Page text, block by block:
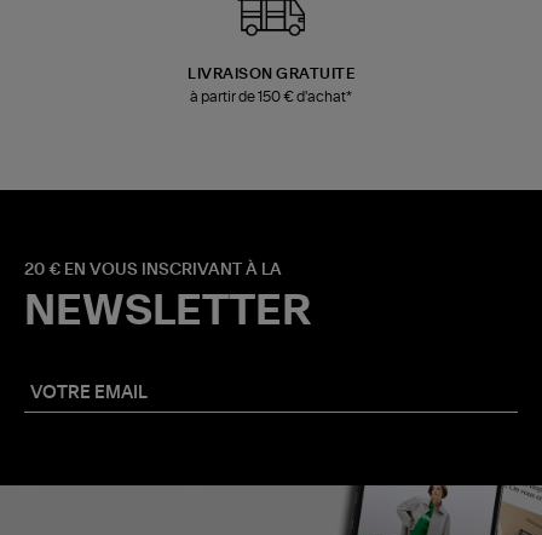
LIVRAISON GRATUITE
à partir de 150 € d'achat*
20 € EN VOUS INSCRIVANT À LA
NEWSLETTER